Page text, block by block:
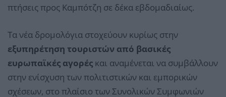
πτήσεις προς Καμπότζη σε δέκα εβδομαδιαίως.
Τα νέα δρομολόγια στοχεύουν κυρίως στην
εξυπηρέτηση τουριστών από βασικές
ευρωπαϊκές αγορές και αναμένεται να συμβάλλουν
στην ενίσχυση των πολιτιστικών και εμπορικών
σχέσεων, στο πλαίσιο των Συνολικών Συμφωνιών